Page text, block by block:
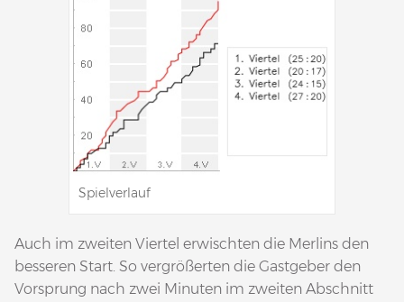
Spielverlauf
Auch im zweiten Viertel erwischten die Merlins den
besseren Start. So vergrößerten die Gastgeber den
Vorsprung nach zwei Minuten im zweiten Abschnitt